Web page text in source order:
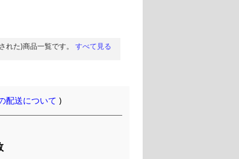
れた)商品一覧です。 すべて見る
配送について )